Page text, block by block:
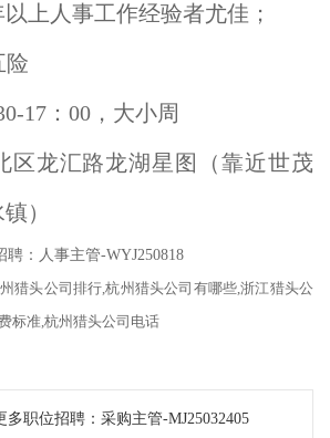
上人事工作经验者尤佳；
险
17：00，大小周
区龙汇路龙湖星图（靠近世茂
）
猎头公司排行,杭州 猎头公司 有哪些,浙江猎头公
标准,杭州猎头公司电话
多职位招聘：采购主管-MJ25032405